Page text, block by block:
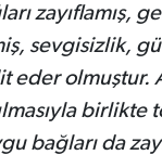
zayıflamış,
sevgisizlik,
eder olmuştur.
birlikte
bağları da